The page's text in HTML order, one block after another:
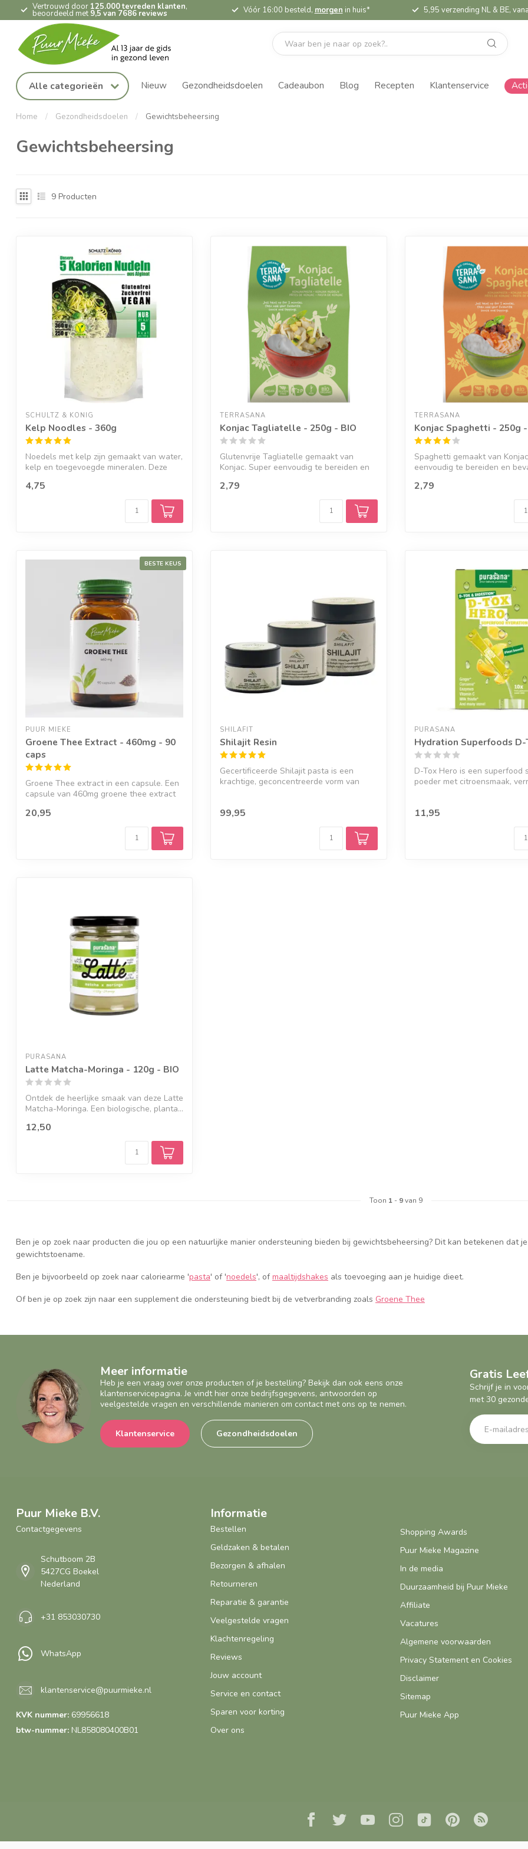
Vertrouwd door 125.000 tevreden klanten,
beoordeeld met 9,5 van 7686 reviews Vóór 16:00 besteld, morgen in huis* 5,95 verzending NL & BE,
Alle categorieën Nieuw Gezondheidsdoelen Cadeaubon Blog Recepten Klantenservice
Home / Gezondheidsdoelen / Gewichtsbeheersing
Gewichtsbeheersing
9 Producten
SCHULTZ & KÖNIG
Kelp Noodles - 360g
Noedels met kelp zijn gemaakt van water,
kelp en toegevoegde mineralen. Deze
4,75
TERRASANA
Konjac Tagliatelle - 250g - BIO
Glutenvrije Tagliatelle gemaakt van
Konjac. Super eenvoudig te bereiden en
2,79
TERRASANA
Konjac Spaghetti - 250g
Spaghetti gemaakt van
eenvoudig te bereiden en
2,79
BESTE KEUS
PUUR MIEKE
Groene Thee Extract - 460mg - 90
caps
Groene Thee extract in een capsule. Een
capsule van 460mg groene thee extract
20,95
SHILAFIT
Shilajit Resin
Gecertificeerde Shilajit pasta is een
krachtige, geconcentreerde vorm van
99,95
PURASANA
Hydration Superfoods
D-Tox Hero is een superfood
poeder met citroensmaak,
11,95
PURASANA
Latte Matcha-Moringa - 120g - BIO
Ontdek de heerlijke smaak van deze Latte
Matcha-Moringa. Een biologische, planta...
12,50
Toon 1 - 9van 9
Ben je op zoek naar producten die jou op een natuurlijke manier ondersteuning bieden bij gewichtsbeheersing? Dit kan betekenen dat
gewichtstoename.
Ben je bijvoorbeeld op zoek naar caloriearme 'pasta' of 'noedels', ofmaaltijdshakes als toevoeging aan je huidige dieet.
Of ben je op zoek zijn naar een supplement die ondersteuning biedt bij de vetverbranding zoals Groene Thee
Meer informatie
Heb je een vraag over onze producten of je bestelling? Bekijk dan ook eens onze
klantenservicepagina. Je vindt hier onze bedrijfsgegevens, antwoorden op
veelgestelde vragen en verschillende manieren om contact met ons op te nemen.
Klantenservice Gezondheidsdoelen
Gratis
Schrijf je in
met 30
Puur Mieke B.V.
Contactgegevens
Schutboom 2B
5427CG Boekel
Nederland
+31 853030730
WhatsApp
klantenservice@puurmieke.nl
KVK nummer: 69956618
btw-nummer: NL858080400B01
Informatie
Bestellen
Geldzaken & betalen
Bezorgen & afhalen
Retourneren
Reparatie & garantie
Veelgestelde vragen
Klachtenregeling
Reviews
Jouw account
Service en contact
Sparen voor korting
Over ons
Shopping Awards
Puur Mieke Magazine
In de media
Duurzaamheid bij Puur Mieke
Affiliate
Vacatures
Algemene voorwaarden
Privacy Statement en Cookies
Disclaimer
Sitemap
Puur Mieke App